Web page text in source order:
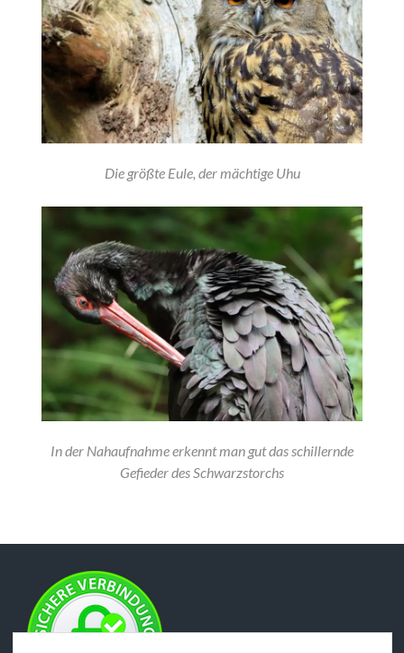
Die größte Eule, der mächtige Uhu
In der Nahaufnahme erkennt man gut das schillernde
Gefieder des Schwarzstorchs